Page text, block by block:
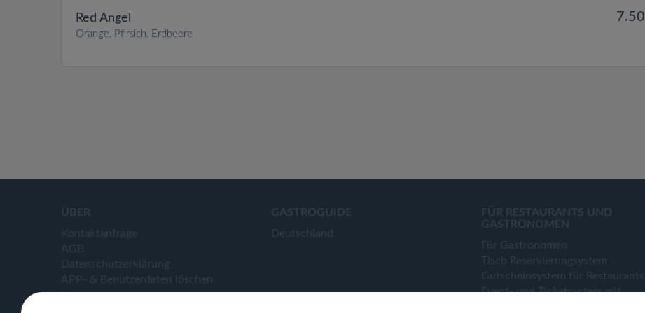
Red Angel
Orange, Pfirsich, Erdbeere
7.50
ÜBER
Kontaktanfrage
AGB
Datenschutzerklärung
APP- & Benutzerdaten löschen
Impressum
GASTROGUIDE
Deutschland
FÜR RESTAURANTS UND
GASTRONOMEN
Für Gastronomen
Tisch Reservierungsystem
Gutscheinsystem für Restaurants
Event- und Ticketsystem mit